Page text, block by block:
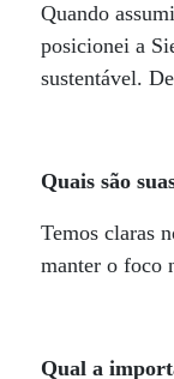
Quando
posicionei a
sustentável.
Quais são
Temos claras
manter o foco
Qual a